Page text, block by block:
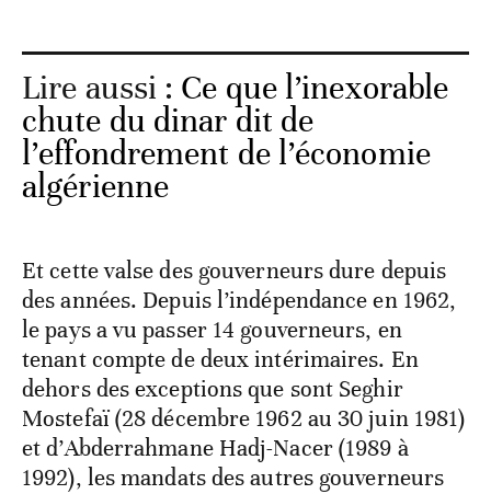
Lire aussi : Ce que l’inexorable
chute du dinar dit de
l’effondrement de l’économie
algérienne
Et cette valse des gouverneurs dure depuis
des années. Depuis l’indépendance en 1962,
le pays a vu passer 14 gouverneurs, en
tenant compte de deux intérimaires. En
dehors des exceptions que sont Seghir
Mostefaï (28 décembre 1962 au 30 juin 1981)
et d’Abderrahmane Hadj-Nacer (1989 à
1992), les mandats des autres gouverneurs